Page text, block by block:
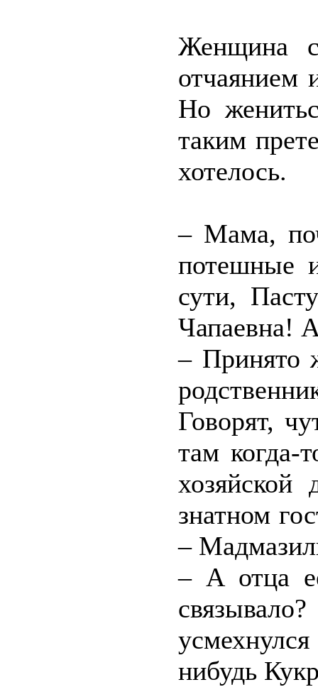
Женщина
отчаянием
Но
таким
хотелось.
– Мама,
потешные
сути,
Чапаевна!
– Принято
Говорят,
там когда-
знатном
–
– А отца
нибудь